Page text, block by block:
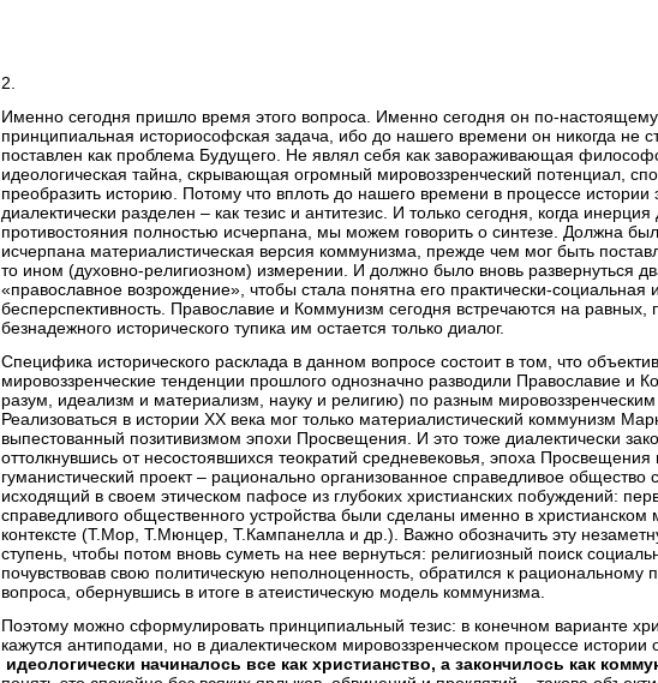
2.
Именно сегодня пришло время этого вопроса. Именно сегодня он по-настоящему
принципиальная историософская задача, ибо до нашего времени он никогда не
поставлен как проблема Будущего. Не являл себя как завораживающая
идеологическая тайна, скрывающая огромный мировоззренческий потенциал,
преобразить историю. Потому что вплоть до нашего времени в процессе истории
диалектически разделен – как тезис и антитезис. И только сегодня, когда инерция
противостояния полностью исчерпана, мы можем говорить о синтезе. Должна
исчерпана материалистическая версия коммунизма, прежде чем мог быть
то ином (духовно-религиозном) измерении. И должно было вновь развернуться
«православное возрождение», чтобы стала понятна его практически-социальная
бесперспективность. Православие и Коммунизм сегодня встречаются на равных,
безнадежного исторического тупика им остается только диалог.
Специфика исторического расклада в данном вопросе состоит в том, что
мировоззренческие тенденции прошлого однозначно разводили Православие и
разум, идеализм и материализм, науку и религию) по разным
Реализоваться в истории XX века мог только материалистический коммунизм
выпестованный позитивизмом эпохи Просвещения. И это тоже диалектически
оттолкнувшись от несостоявшихся теократий средневековья, эпоха Просвещения
гуманистический проект – рационально организованное справедливое общество
исходящий в своем этическом пафосе из глубоких христианских побуждений:
справедливого общественного устройства были сделаны именно в христианском
контексте (Т.Мор, Т.Мюнцер, Т.Кампанелла и др.). Важно обозначить эту
ступень, чтобы потом вновь суметь на нее вернуться: религиозный поиск
почувствовав свою политическую неполноценность, обратился к рациональному
вопроса, обернувшись в итоге в атеистическую модель коммунизма.
Поэтому можно сформулировать принципиальный тезис: в конечном варианте
кажутся антиподами, но в диалектическом мировоззренческом процессе истории
идеологически начиналось все как христианство, а закончилось как